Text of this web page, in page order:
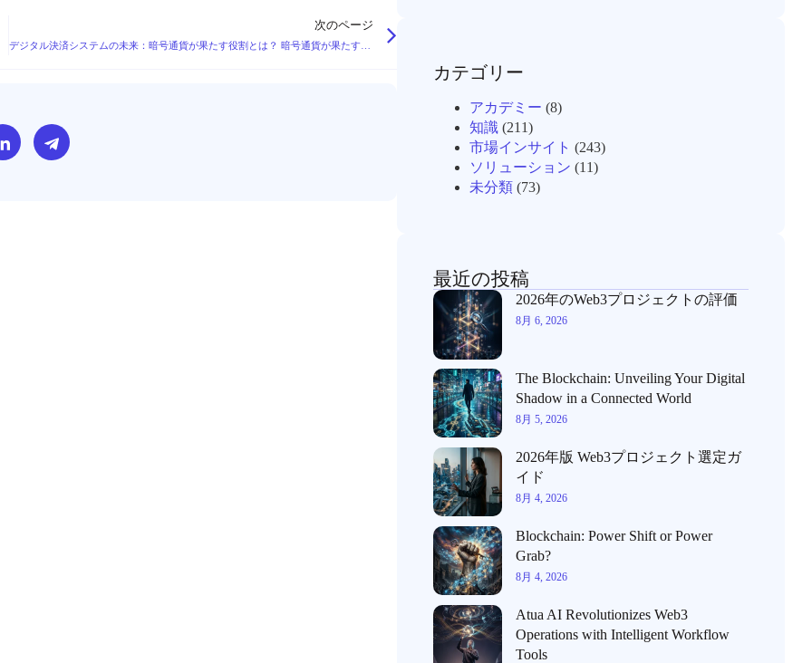
次のページ
カテゴリー
アカデミー (8)
知識(211)
市場インサイト (243)
ソリューション (11)
未分類(73)
最近の投稿
2026年のWeb3プロジェクトの評価
8月 6, 2026
The Blockchain: Unveiling Your Digital
Shadow in a Connected World
8月 5, 2026
2026年版 Web3プロジェクト選定ガ
イド
8月 4, 2026
Blockchain: Power Shift or Power
Grab?
8月 4, 2026
Atua AI Revolutionizes Web3
Operations with Intelligent Workflow
Tools